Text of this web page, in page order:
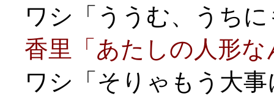
ワシ「ううむ、うち
香里「あたしの人形
ワシ「そりゃもう大